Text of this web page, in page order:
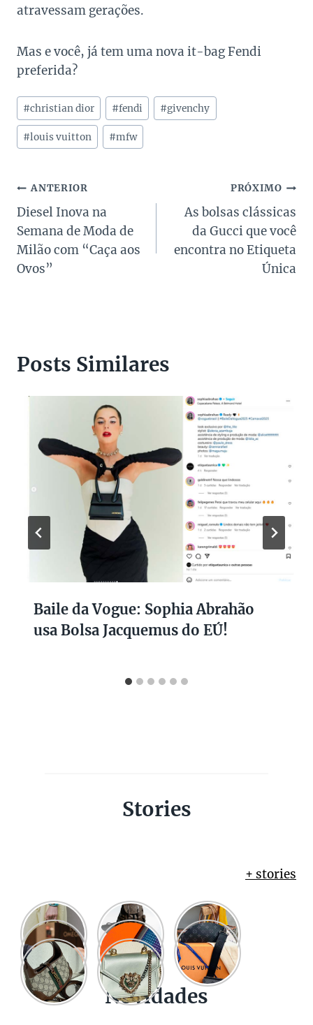
atravessam gerações.
Mas e você, já tem uma nova it-bag Fendi
preferida?
Tags
do
Post:
#christian dior #fendi #givenchy
#louis vuitton #mfw
Navegação
de
Post
ANTERIOR
Diesel Inova na
Semana de Moda de
Milão com “Caça aos
Ovos”
PRÓXIMO
As bolsas clássicas
da Gucci que você
encontra no Etiqueta
Única
Posts Similares
Baile da Vogue: Sophia Abrahão
usa Bolsa Jacquemus do EÚ!
Stories
+ stories
Novidades